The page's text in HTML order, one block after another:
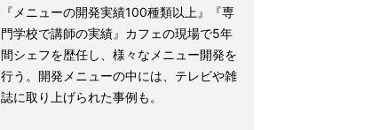
『メニューの開発実績100種類以上』『専
門学校で講師の実績』カフェの現場で5年
間シェフを歴任し、様々なメニュー開発を
行う。開発メニューの中には、テレビや雑
誌に取り上げられた事例も。